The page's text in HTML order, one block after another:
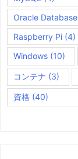
Oracle Database
Raspberry Pi (4)
Windows (10)
コンテナ (3)
資格 (40)